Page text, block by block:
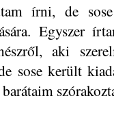
írni, de
Egyszer
aki
sose került